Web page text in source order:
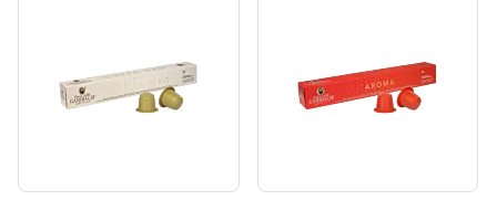
Café Royal kaffekapsler til Nespresso®